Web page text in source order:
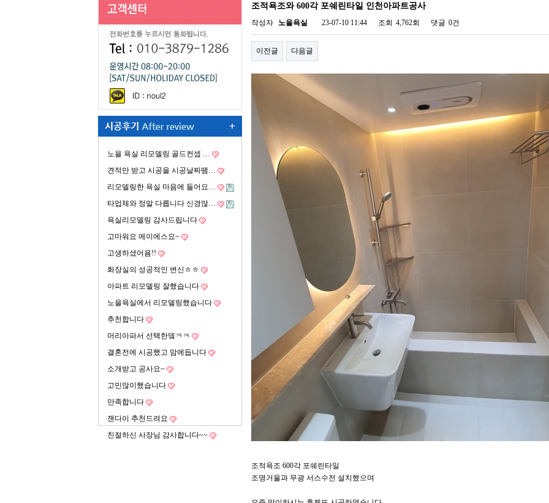
노을 욕실 리모델링 골드컨셉 …
견적만 받고 시공을 시공날짜땜…
리모델링한 욕실 마음에 들어요…
타업체와 정말 다릅니다 신경많…
욕실리모델링 감사드립니다
고마워요 에이에스요~
고생하셨어욤!!
화장실의 성공적인 변신ㅎㅎ
아파트 리모델링 잘했습니다
노을욕실에서 리모델링했습니다
추천합니다
머리아파서 선택한뎈ㅋㅋ
결혼전에 시공했고 맘에듭니다
소개받고 공사요~
고민많이했습니다
만족합니다
잰다이 추천드려요
친절하신 사장님 감사합니다~~
조적욕조와 600각 포쉐린타일 인천아파트공사
작성자 노을욕실 23-07-10 11:44 조회 4,762회 댓글 0건
이전글 다음글
조적욕조 600각 포쉐린타일
조명거울과 무광 서스수전 설치했으며